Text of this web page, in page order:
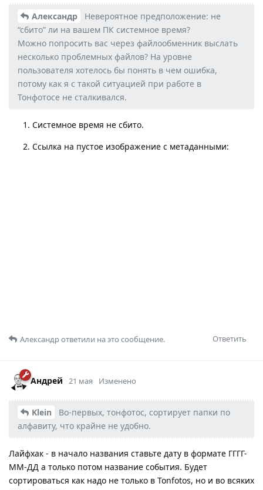
Александр
Невероятное предположение: не
“сбито” ли на вашем ПК системное время?
Можно попросить вас через файлообменник выслать
несколько проблемных файлов? На уровне
пользователя хотелось бы понять в чем ошибка,
потому как я с такой ситуацией при работе в
Тонфотосе не сталкивался.
Системное время не сбито.
Ссылка на пустое изображение с метаданными:
Ответить
Александрответили на это сообщение.
Андрей 21 мая Изменено
Klein
Во-первых, тонфотос, сортирует папки по
алфавиту, что крайне не удобно.
Лайфхак - в начало названия ставьте дату в формате ГГГГ-
ММ-ДД а только потом название события. Будет
сортироваться как надо не только в Tonfotos, но и во всяких